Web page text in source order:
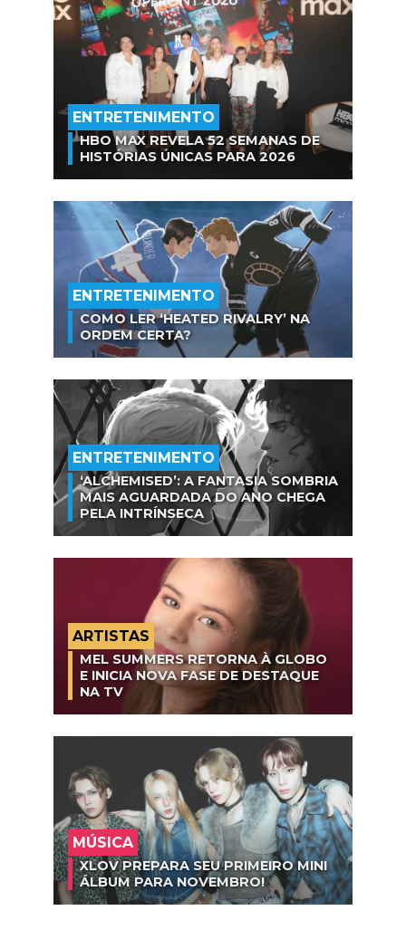
ENTRETENIMENTO
HBO MAX REVELA 52 SEMANAS DE
HISTÓRIAS ÚNICAS PARA 2026
ENTRETENIMENTO
COMO LER ‘HEATED RIVALRY’ NA
ORDEM CERTA?
ENTRETENIMENTO
‘ALCHEMISED’: A FANTASIA SOMBRIA
MAIS AGUARDADA DO ANO CHEGA
PELA INTRÍNSECA
ARTISTAS
MEL SUMMERS RETORNA À GLOBO
E INICIA NOVA FASE DE DESTAQUE
NA TV
MÚSICA
XLOV PREPARA SEU PRIMEIRO MINI
ÁLBUM PARA NOVEMBRO!